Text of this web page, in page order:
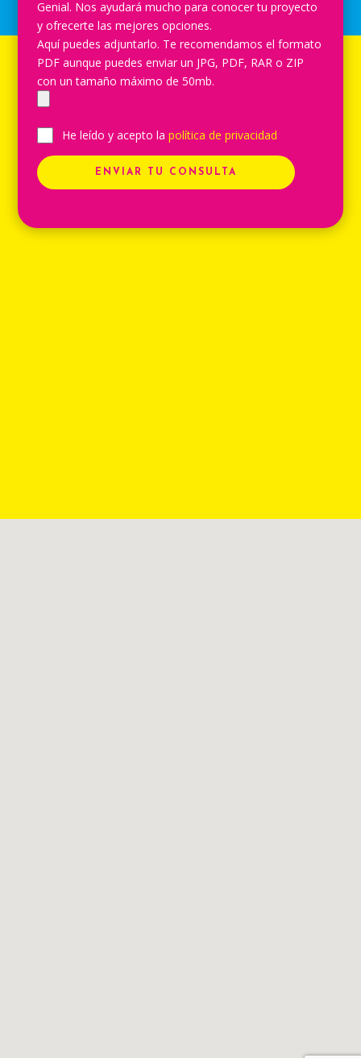
Genial. Nos ayudará mucho para conocer tu proyecto
y ofrecerte las mejores opciones.
Aquí puedes adjuntarlo. Te recomendamos el formato
PDF aunque puedes enviar un JPG, PDF, RAR o ZIP
con un tamaño máximo de 50mb.
He leído y acepto lapolítica de privacidad